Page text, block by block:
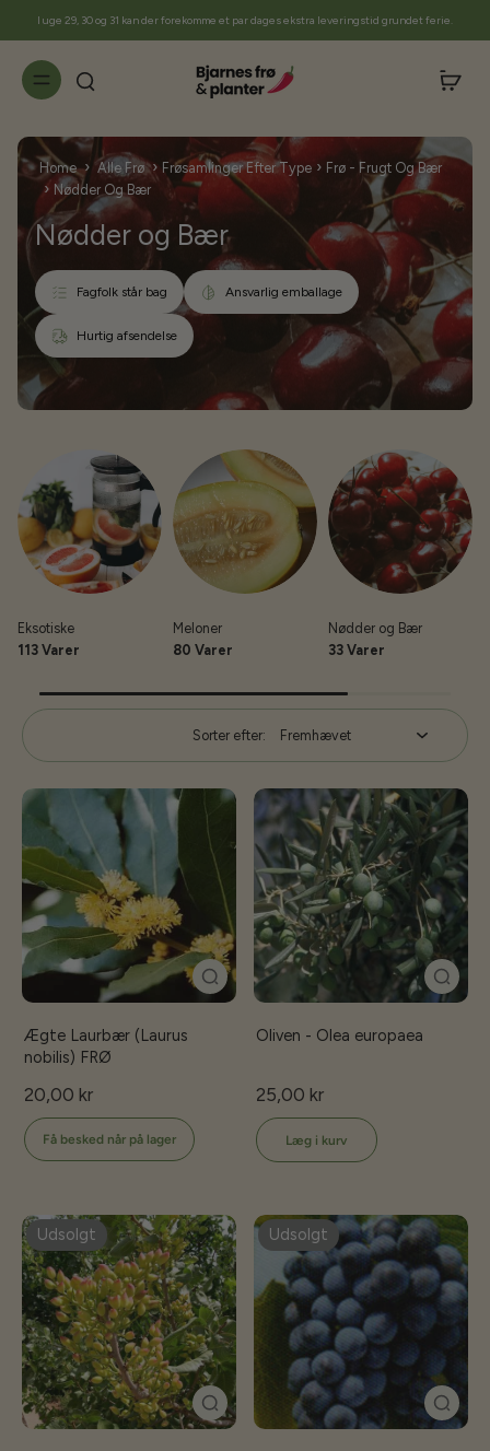
I uge 29, 30 og 31 kan der forekomme et par dages ekstra leveringstid grundet ferie.
Home › Alle Frø › Frøsamlinger Efter Type › Frø - Frugt Og Bær
› Nødder Og Bær
Nødder og Bær
Fagfolk står bag Ansvarlig emballage
Hurtig afsendelse
Eksotiske
113 Varer
Meloner
80 Varer
Nødder og Bær
33 Varer
Sorter efter:
Ægte Laurbær (Laurus
nobilis) FRØ
20,00 kr
Få besked når på lager
Oliven - Olea europaea
25,00 kr
Læg i kurv
Udsolgt Udsolgt